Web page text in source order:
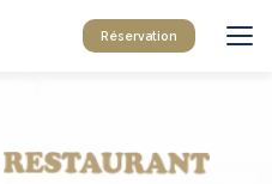
Réservation